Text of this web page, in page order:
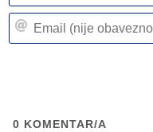
0 KOMENTAR/A